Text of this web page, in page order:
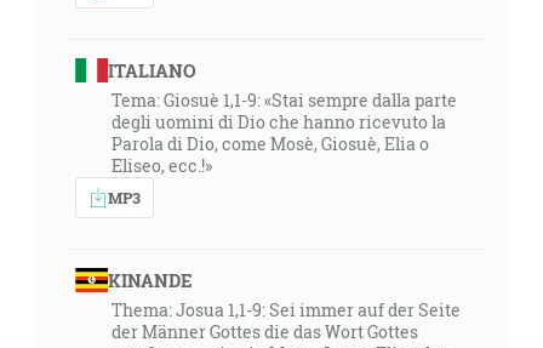
ITALIANO
Tema: Giosuè 1,1-9: «Stai sempre dalla parte
degli uomini di Dio che hanno ricevuto la
Parola di Dio, come Mosè, Giosuè, Elia o
Eliseo, ecc.!»
MP3
KINANDE
Thema: Josua 1,1-9: Sei immer auf der Seite
der Männer Gottes die das Wort Gottes